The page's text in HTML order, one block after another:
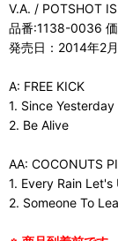
V.A. / POTSHOT
品番:1138-0036
発売日：2014年2
A: FREE KICK
1. Since Yesterday
2. Be Alive
AA: COCONUTS
1. Every Rain Let's
2. Someone To